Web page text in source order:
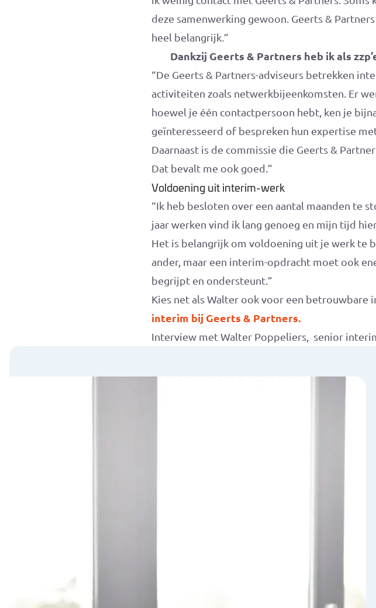
deze samenwerking gewoon. Geerts &
heel belangrijk.”
Dankzij Geerts & Partners heb ik als
“De Geerts & Partners-adviseurs betrekken
activiteiten zoals netwerkbijeenkomsten. Er
hoewel je één contactpersoon hebt, ken je
geïnteresseerd of bespreken hun expertise
Daarnaast is de commissie die Geerts &
Dat bevalt me ook goed.”
Voldoening uit interim-werk
“Ik heb besloten over een aantal maanden te
jaar werken vind ik lang genoeg en mijn tijd
Het is belangrijk om voldoening uit je werk te
ander, maar een interim-opdracht moet ook
begrijpt en ondersteunt.”
Kies net als Walter ook voor een betrouwbare
interim bij Geerts & Partners.
Interview met Walter Poppeliers, senior